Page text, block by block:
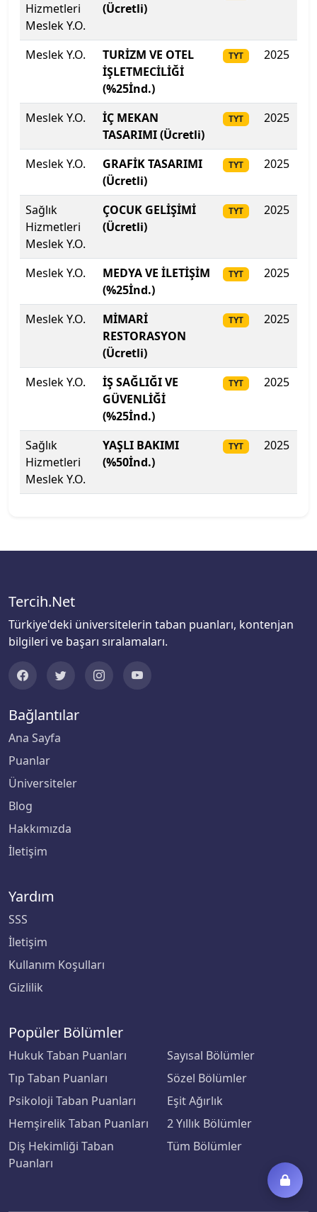
Hizmetleri
Meslek Y.O.
(Ücretli)
Meslek Y.O.
TURİZM VE OTEL
İŞLETMECİLİĞİ
(%25İnd.)
TYT 2025
Meslek Y.O.
İÇ MEKAN
TASARIMI (Ücretli)
TYT 2025
Meslek Y.O.
GRAFİK TASARIMI
(Ücretli)
TYT 2025
Sağlık
Hizmetleri
Meslek Y.O.
ÇOCUK GELİŞİMİ
(Ücretli)
TYT 2025
Meslek Y.O.
MEDYA VE İLETİŞİM
(%25İnd.)
TYT 2025
Meslek Y.O.
MİMARİ
RESTORASYON
(Ücretli)
TYT 2025
Meslek Y.O.
İŞ SAĞLIĞI VE
GÜVENLİĞİ
(%25İnd.)
TYT 2025
Sağlık
Hizmetleri
Meslek Y.O.
YAŞLI BAKIMI
(%50İnd.)
TYT 2025
Tercih.Net
Türkiye'deki üniversitelerin taban puanları, kontenjan
bilgileri ve başarı sıralamaları.
Bağlantılar
Ana Sayfa
Puanlar
Üniversiteler
Blog
Hakkımızda
İletişim
Yardım
SSS
İletişim
Kullanım Koşulları
Gizlilik
Popüler Bölümler
Hukuk Taban Puanları
Tıp Taban Puanları
Psikoloji Taban Puanları
Hemşirelik Taban Puanları
Diş Hekimliği Taban
Puanları
Sayısal Bölümler
Sözel Bölümler
Eşit Ağırlık
2 Yıllık Bölümler
Tüm Bölümler